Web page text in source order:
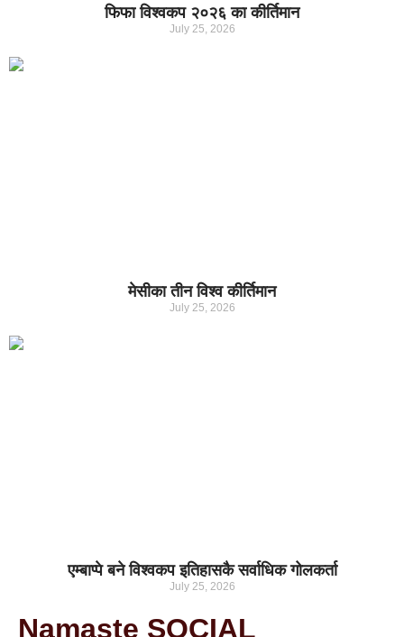
फिफा विश्वकप २०२६ का कीर्तिमान
July 25, 2026
मेसीका तीन विश्व कीर्तिमान
July 25, 2026
एम्बाप्पे बने विश्वकप इतिहासकै सर्वाधिक गोलकर्ता
July 25, 2026
Namaste SOCIAL